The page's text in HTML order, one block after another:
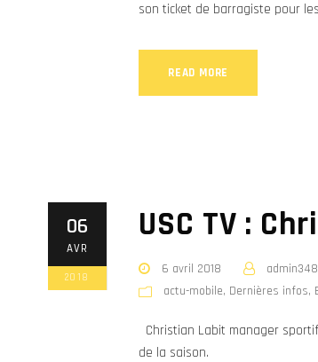
son ticket de barragiste pour
READ MORE
06
AVR
2018
USC TV :
6 avril 2018
actu-mobile, Dernières infos,
Christian Labit manager
de la saison.